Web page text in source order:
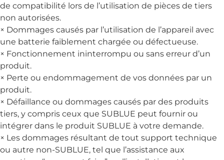
de compatibilité lors de l’utilisation de pièces de tiers
non autorisées.
× Dommages causés par l’utilisation de l’appareil avec
une batterie faiblement chargée ou défectueuse.
× Fonctionnement ininterrompu ou sans erreur d’un
produit.
× Perte ou endommagement de vos données par un
produit.
× Défaillance ou dommages causés par des produits
tiers, y compris ceux que SUBLUE peut fournir ou
intégrer dans le produit SUBLUE à votre demande.
× Les dommages résultant de tout support technique
ou autre non-SUBLUE, tel que l’assistance aux